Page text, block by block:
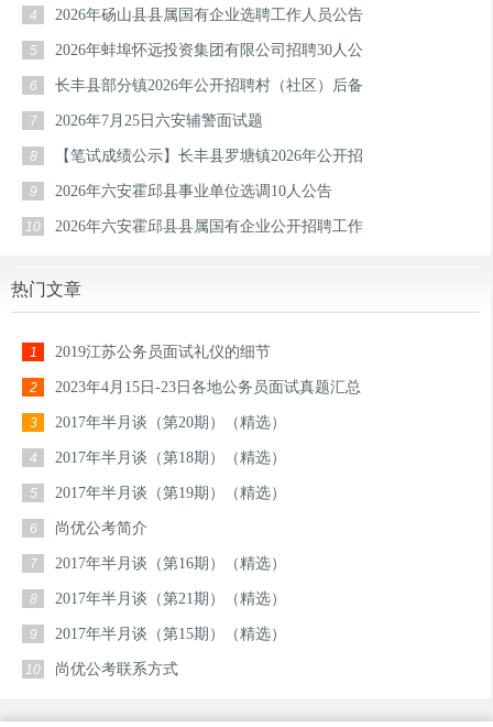
4 2026年砀山县县属国有企业选聘工作人员公告
5 2026年蚌埠怀远投资集团有限公司招聘30人公
6 长丰县部分镇2026年公开招聘村（社区）后备
7 2026年7月25日六安辅警面试题
8 【笔试成绩公示】长丰县罗塘镇2026年公开招
9 2026年六安霍邱县事业单位选调10人公告
10 2026年六安霍邱县县属国有企业公开招聘工作
热门文章
1 2019江苏公务员面试礼仪的细节
2 2023年4月15日-23日各地公务员面试真题汇总
3 2017年半月谈（第20期）（精选）
4 2017年半月谈（第18期）（精选）
5 2017年半月谈（第19期）（精选）
6 尚优公考简介
7 2017年半月谈（第16期）（精选）
8 2017年半月谈（第21期）（精选）
9 2017年半月谈（第15期）（精选）
10 尚优公考联系方式